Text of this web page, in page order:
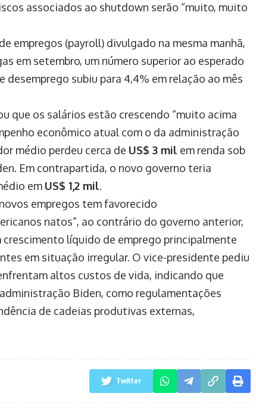
associados ao shutdown serão “muito, muito
empregos (payroll) divulgado na mesma manhã,
em setembro, um número superior ao esperado
subiu para 4,4% em relação ao mês
que os salários estão crescendo “muito acima
econômico atual com o da administração
médio perdeu cerca de US$ 3 mil em renda sob
Em contrapartida, o novo governo teria
em US$ 1,2 mil.
empregos tem favorecido
natos”, ao contrário do governo anterior,
crescimento líquido de emprego principalmente
em situação irregular. O vice-presidente pediu
altos custos de vida, indicando que
Biden, como regulamentações
de cadeias produtivas externas,
Twitter